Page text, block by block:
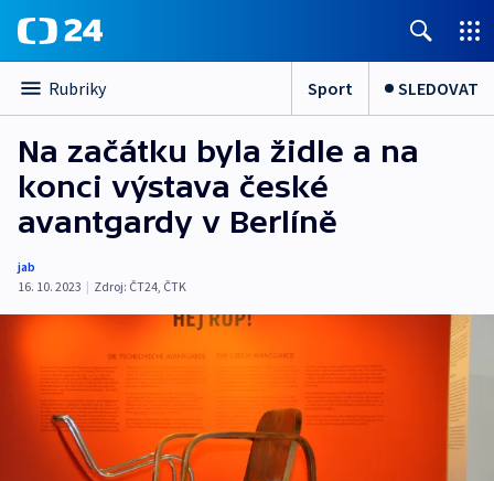
Rubriky Sport SLEDOVAT
Na začátku byla židle a na
konci výstava české
avantgardy v Berlíně
jab
16. 10. 2023 | Zdroj: ČT24, ČTK